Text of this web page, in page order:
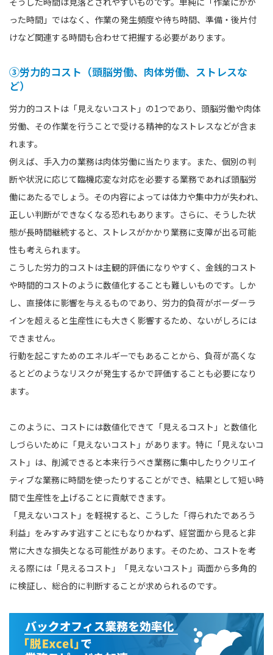
った時間」ではなく、作業の発生頻度や待ち時間、準備・後片付
けなど関連する時間も合わせて把握する必要があります。
③労力的コスト（頭脳労働、肉体労働、ストレスな
ど）
労力的コストは「見えないコスト」の1つであり、頭脳労働や肉体
労働、その作業を行うことで受ける精神的なストレスなどが含ま
れます。
例えば、手入力の業務は肉体労働に当たります。また、個別の判
断や状況に応じて臨機応変な対応を必要する業務であれば頭脳労
働にあたるでしょう。その内容によっては体力や集中力が失われ、
正しい判断ができなくなる恐れもあります。さらに、そうした状
態が長時間継続すると、ストレスがかかり業務に支障が出る可能
性も考えられます。
こうした労力的コストは主観的評価になりやすく、金銭的コスト
や時間的コストのように数値化することも難しいものです。しか
し、直接体に影響を与えるものであり、労力的負荷がボーダーラ
インを超えると生産性にも大きく影響するため、ないがしろには
できません。
行動を起こすためのエネルギーでもあることから、負荷が高くな
るとどのようなリスクが発生するかで評価することも必要になり
ます。
このように、コストには数値化できて「見えるコスト」と数値化
しづらいために「見えないコスト」があります。特に「見えないコ
スト」は、削減できると本来行うべき業務に集中したりクリエイ
ティブな業務に時間を使ったりすることができ、結果として短い時
間で生産性を上げることに貢献できます。
「見えないコスト」を軽視すると、こうした「得られたであろう
利益」をみすみす逃すことにもなりかねず、経営面から見ると非
常に大きな損失となる可能性があります。そのため、コストを考
える際には「見えるコスト」「見えないコスト」両面から多角的
に検証し、総合的に判断することが求められるのです。